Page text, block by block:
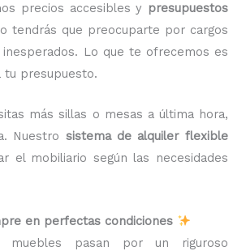
precios accesibles y presupuestos
tendrás que preocuparte por cargos
Lo que te ofrecemos es
tu presupuesto.
más sillas o mesas a última hora,
Nuestro sistema de alquiler flexible
el mobiliario según las necesidades
en perfectas condiciones
muebles pasan por un riguroso